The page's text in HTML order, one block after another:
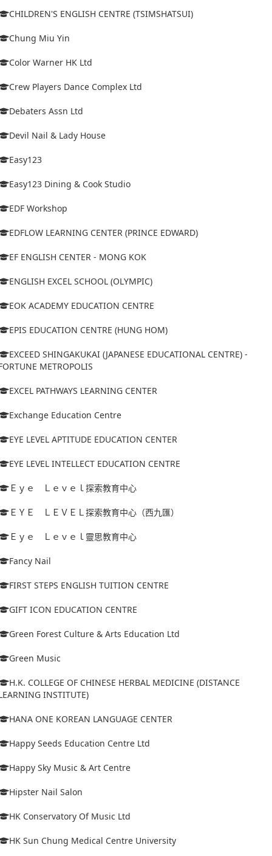
CHILDREN'S ENGLISH CENTRE (TSIMSHATSUI)
Chung Miu Yin
Color Warner HK Ltd
Crew Players Dance Complex Ltd
Debaters Assn Ltd
Devil Nail & Lady House
Easy123
Easy123 Dining & Cook Studio
EDF Workshop
EDFLOW LEARNING CENTER (PRINCE EDWARD)
EF ENGLISH CENTER - MONG KOK
ENGLISH EXCEL SCHOOL (OLYMPIC)
EOK ACADEMY EDUCATION CENTRE
EPIS EDUCATION CENTRE (HUNG HOM)
EXCEED SHINGAKUKAI (JAPANESE EDUCATIONAL CENTRE) -
METROPOLIS
EXCEL PATHWAYS LEARNING CENTER
Exchange Education Centre
EYE LEVEL APTITUDE EDUCATION CENTER
EYE LEVEL INTELLECT EDUCATION CENTRE
Ｅｙｅ Ｌｅｖｅｌ探索教育中心
ＥＹＥ ＬＥＶＥＬ探索教育中心（西九匯）
Ｅｙｅ Ｌｅｖｅｌ靈思教育中心
Fancy Nail
FIRST STEPS ENGLISH TUITION CENTRE
GIFT ICON EDUCATION CENTRE
Green Forest Culture & Arts Education Ltd
Green Music
H.K. COLLEGE OF CHINESE HERBAL MEDICINE (DISTANCE
INSTITUTE)
HANA ONE KOREAN LANGUAGE CENTER
Happy Seeds Education Centre Ltd
Happy Sky Music & Art Centre
Hipster Nail Salon
HK Conservatory Of Music Ltd
HK Sun Chung Medical Centre University